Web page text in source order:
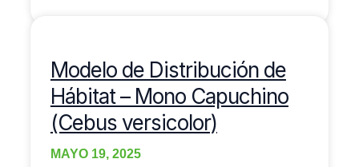
Modelo de Distribución de
Hábitat – Mono Capuchino
(Cebus versicolor)
MAYO 19, 2025